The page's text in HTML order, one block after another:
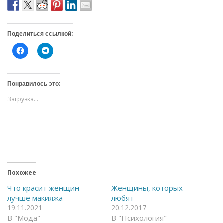
Поделиться ссылкой:
Н
а
и
т
е
ч
т
ь
а
F
a
c
e
b
Н
а
и
т
е
с
я
в
Понравилось это:
Загрузка...
Похожее
Что красит женщин
лучше макияжа
19.11.2021
В "Мода"
Женщины, которых
любят
20.12.2017
В "Психология"